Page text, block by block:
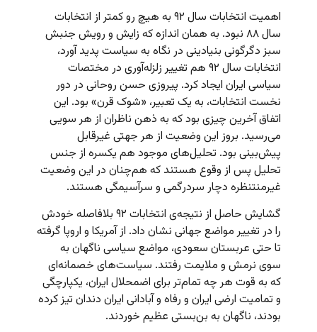
اهمیت انتخابات سال ۹۲ به هیچ رو کمتر از انتخابات
سال ۸۸ نبود. به همان اندازه که زایش و رویش جنبش
سبز دگرگونی بنیادینی در نگاه به سیاست پدید آورد،
انتخابات سال ۹۲ هم تغییر زلزله‌آوری در مختصات
سیاسی ایران ایجاد کرد. پیروزی حسن روحانی در دور
نخست انتخابات، به یک تعبیر، «شوک قرن» بود. این
اتفاق آخرین چیزی بود که به ذهن ناظران از هر سویی
می‌رسید. بروز این وضعیت از هر جهتی غیرقابل
پیش‌بینی بود. تحلیل‌های موجود هم یکسره از جنس
تحلیل پس از وقوع هستند که هم‌چنان در این وضعیت
غیرمنتنظره دچار سردرگمی و سرآسیمگی هستند.
گشایش‌ حاصل از نتیجه‌ی انتخابات ۹۲ بلافاصله خودش
را در تغییر مواضع جهانی نشان داد. از آمریکا و اروپا گرفته
تا حتی عربستان سعودی، مواضع سیاسی ناگهان به
سوی نرمش و ملایمت رفتند. سیاست‌های خصمانه‌ای
که به قوت هر چه تمام‌تر برای اضمحلال ایران، یکپارچگی
و تمامیت ارضی ایران و رفاه و آبادانی ایران دندان تیز کرده
بودند، ناگهان به بن‌بستی عظیم خوردند.